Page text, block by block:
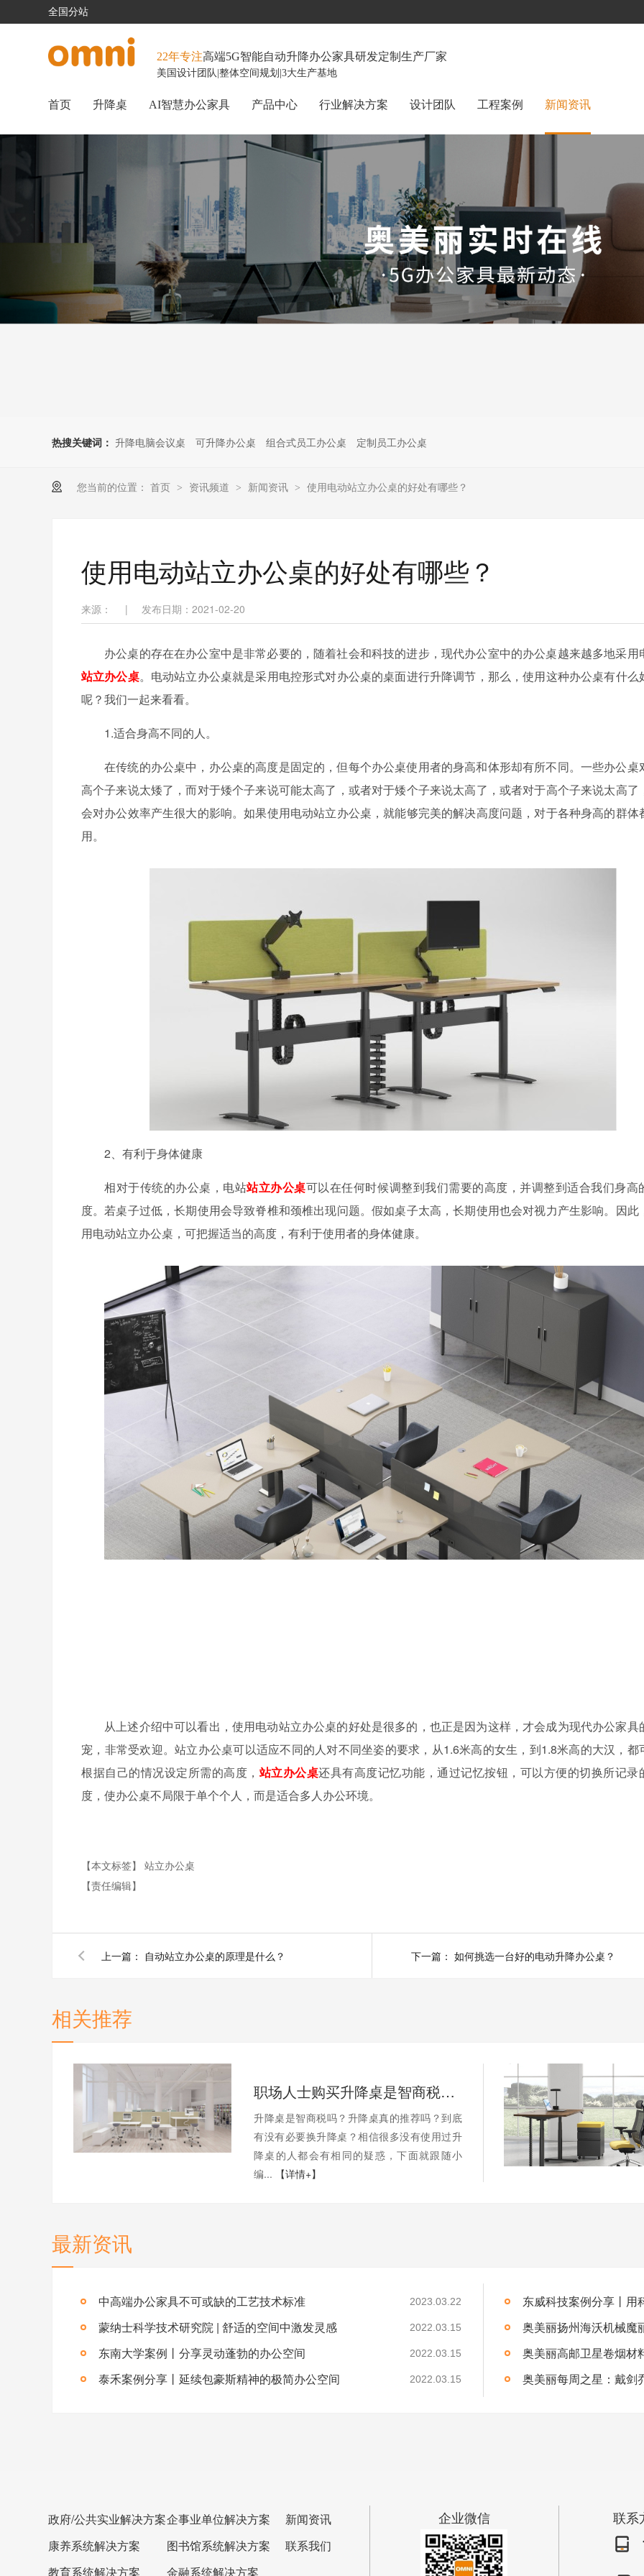
全国分站
22年专注高端5G智能自动升降办公家具研发定制生产厂家
美国设计团队 |整体空间规划 |3大生产基地
首页 升降桌 AI智慧办公家具 产品中心 行业解决方案 设计团队 工程案例 新闻资讯
热搜关键词： 升降电脑会议桌 可升降办公桌 组合式员工办公桌 定制员工办公桌
您当前的位置： 首页 > 资讯频道 > 新闻资讯 > 使用电动站立办公桌的好处有哪些？
使用电动站立办公桌的好处有哪些？
来源： | 发布日期：2021-02-20
办公桌的存在在办公室中是非常必要的，随着社会和科技的进步，现代办公室中的办公桌越来越多地采用
站立办公桌。电动站立办公桌就是采用电控形式对办公桌的桌面进行升降调节，那么，使用这种办公桌有什么
呢？我们一起来看看。
1.适合身高不同的人。
在传统的办公桌中，办公桌的高度是固定的，但每个办公桌使用者的身高和体形却有所不同。一些办公桌
高个子来说太矮了，而对于矮个子来说可能太高了，或者对于矮个子来说太高了，或者对于高个子来说太高了
会对办公效率产生很大的影响。如果使用电动站立办公桌，就能够完美的解决高度问题，对于各种身高的群体
用。
2、有利于身体健康
相对于传统的办公桌，电站站立办公桌可以在任何时候调整到我们需要的高度，并调整到适合我们身高
度。若桌子过低，长期使用会导致脊椎和颈椎出现问题。假如桌子太高，长期使用也会对视力产生影响。因此
用电动站立办公桌，可把握适当的高度，有利于使用者的身体健康。
从上述介绍中可以看出，使用电动站立办公桌的好处是很多的，也正是因为这样，才会成为现代办公家具
宠，非常受欢迎。站立办公桌可以适应不同的人对不同坐姿的要求，从1.6米高的女生，到1.8米高的大汉，都
根据自己的情况设定所需的高度，站立办公桌还具有高度记忆功能，通过记忆按钮，可以方便的切换所记录
度，使办公桌不局限于单个个人，而是适合多人办公环境。
【本文标签】 站立办公桌
【责任编辑】
上一篇： 自动站立办公桌的原理是什么？ 下一篇： 如何挑选一台好的电动升降办公桌？
相关推荐
职场人士购买升降桌是智商税吗？
升降桌是智商税吗？升降桌真的推荐吗？到底
有没有必要换升降桌？相信很多没有使用过升
降桌的人都会有相同的疑惑，下面就跟随小
编...
【详情+】
最新资讯
中高端办公家具不可或缺的工艺技术标准 2023.03.22
蒙纳士科学技术研究院 | 舒适的空间中激发灵感 2022.03.15
东南大学案例丨分享灵动蓬勃的办公空间 2022.03.15
泰禾案例分享丨延续包豪斯精神的极简办公空间 2022.03.15
东威科技案例分享丨用
奥美丽扬州海沃机械魔
奥美丽高邮卫星卷烟材
奥美丽每周之星：戴剑
政府/公共实业解决方案
康养系统解决方案
教育系统解决方案
企事业单位解决方案
图书馆系统解决方案
金融系统解决方案
新闻资讯
联系我们
企业微信 联系